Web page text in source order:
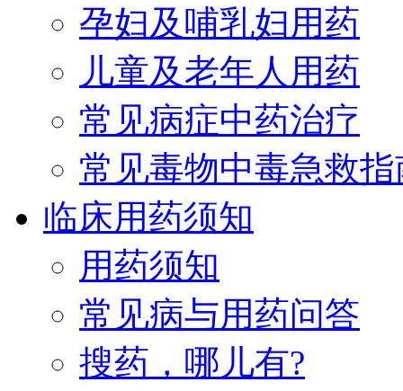
孕妇及哺乳妇用药
儿童及老年人用药
常见病症中药治疗
常见毒物中毒急救指
临床用药须知
用药须知
常见病与用药问答
搜药，哪儿有?